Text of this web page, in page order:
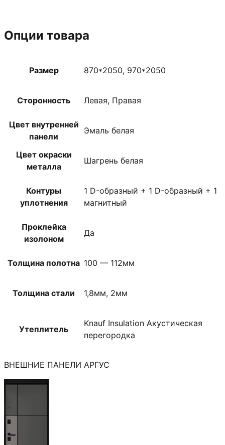
Опции товара
Размер 870*2050, 970*2050
Сторонность Левая, Правая
Цвет внутренней
панели
Эмаль белая
Цвет окраски
металла
Шагрень белая
Контуры
уплотнения
1 D-образный + 1 D-образный + 1
магнитный
Проклейка
изолоном
Да
Толщина полотна 100 — 112мм
Толщина стали 1,8мм, 2мм
Утеплитель
Knauf Insulation Акустическая
перегородка
ВНЕШНИЕ ПАНЕЛИ АРГУС